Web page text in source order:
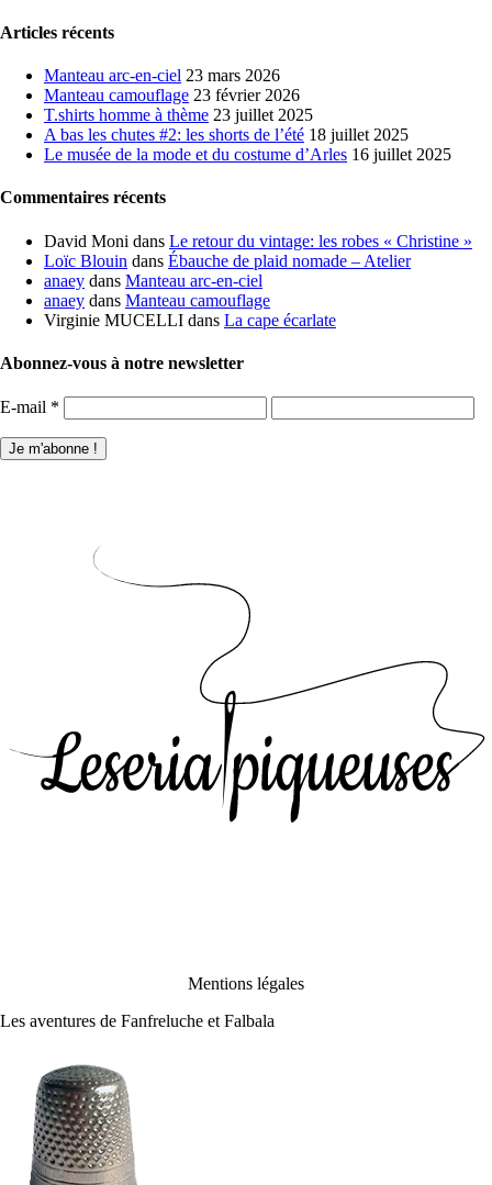
Articles récents
Manteau arc-en-ciel 23 mars 2026
Manteau camouflage 23 février 2026
T.shirts homme à thème 23 juillet 2025
A bas les chutes #2: les shorts de l’été 18 juillet 2025
Le musée de la mode et du costume d’Arles 16 juillet 2025
Commentaires récents
David Moni dans Le retour du vintage: les robes « Christine »
Loïc Blouin dans Ébauche de plaid nomade – Atelier
anaey dans Manteau arc-en-ciel
anaey dans Manteau camouflage
Virginie MUCELLI dans La cape écarlate
Abonnez-vous à notre newsletter
E-mail *
Mentions légales
Les aventures de Fanfreluche et Falbala